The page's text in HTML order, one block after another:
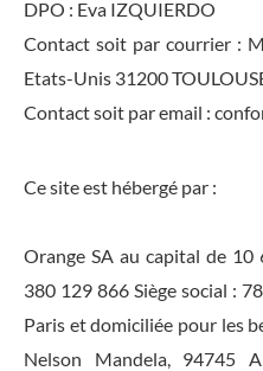
DPO : Eva IZQUIERDO
Contact soit par courrier :
Etats-Unis 31200
Contact soit par email :
Ce site est hébergé par :
Orange SA au capital de 10
380 129 866 Siège social :
Paris et domiciliée pour les
Nelson Mandela, 94745